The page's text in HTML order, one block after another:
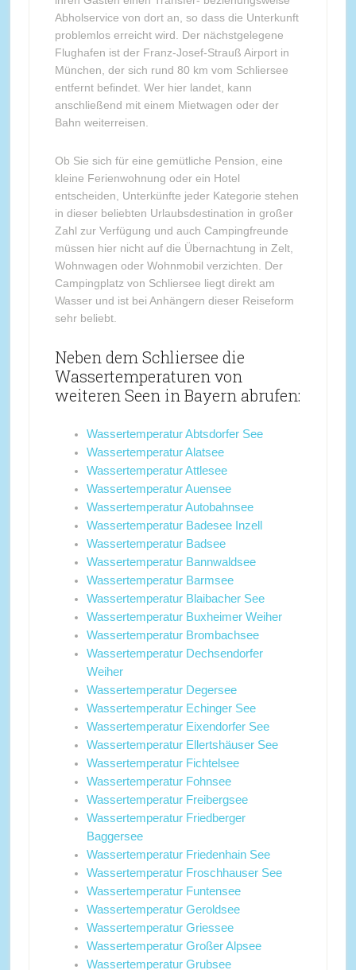
Abholservice von dort an, so dass die Unterkunft
problemlos erreicht wird. Der nächstgelegene
Flughafen ist der Franz-Josef-Strauß Airport in
München, der sich rund 80 km vom Schliersee
entfernt befindet. Wer hier landet, kann
anschließend mit einem Mietwagen oder der
Bahn weiterreisen.
Ob Sie sich für eine gemütliche Pension, eine
kleine Ferienwohnung oder ein Hotel
entscheiden, Unterkünfte jeder Kategorie stehen
in dieser beliebten Urlaubsdestination in großer
Zahl zur Verfügung und auch Campingfreunde
müssen hier nicht auf die Übernachtung in Zelt,
Wohnwagen oder Wohnmobil verzichten. Der
Campingplatz von Schliersee liegt direkt am
Wasser und ist bei Anhängern dieser Reiseform
sehr beliebt.
Neben dem Schliersee die
Wassertemperaturen von
weiteren Seen in Bayern abrufen:
Wassertemperatur Abtsdorfer See
Wassertemperatur Alatsee
Wassertemperatur Attlesee
Wassertemperatur Auensee
Wassertemperatur Autobahnsee
Wassertemperatur Badesee Inzell
Wassertemperatur Badsee
Wassertemperatur Bannwaldsee
Wassertemperatur Barmsee
Wassertemperatur Blaibacher See
Wassertemperatur Buxheimer Weiher
Wassertemperatur Brombachsee
Wassertemperatur Dechsendorfer
Weiher
Wassertemperatur Degersee
Wassertemperatur Echinger See
Wassertemperatur Eixendorfer See
Wassertemperatur Ellertshäuser See
Wassertemperatur Fichtelsee
Wassertemperatur Fohnsee
Wassertemperatur Freibergsee
Wassertemperatur Friedberger
Baggersee
Wassertemperatur Friedenhain See
Wassertemperatur Froschhauser See
Wassertemperatur Funtensee
Wassertemperatur Geroldsee
Wassertemperatur Griessee
Wassertemperatur Großer Alpsee
Wassertemperatur Grubsee